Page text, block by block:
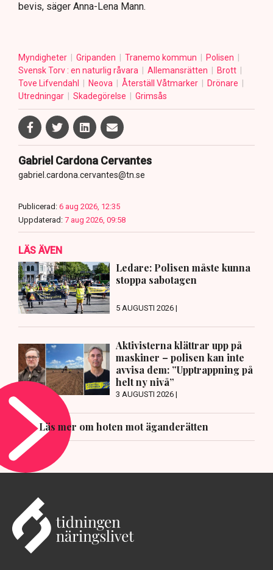
bevis, säger Anna-Lena Mann.
Myndigheter Gripanden Tranemo kommun
Polisen
Svensk Torv : en naturlig råvara
Allemansrätten
Brott
Tove Lifvendahl
Neova Återställ Våtmarker
Drönare
Utredningar
Skadegörelse Grimsås
Gabriel Cardona Cervantes
gabriel.cardona.cervantes@tn.se
Publicerad: 6 aug 2026, 12:35
Uppdaterad: 7 aug 2026, 09:58
LÄS ÄVEN
Ledare: Polisen måste kunna
stoppa sabotagen
5 AUGUSTI 2026 |
Aktivisterna klättrar upp på
maskiner – polisen kan inte
avvisa dem: ”Upptrappning på
helt ny nivå”
3 AUGUSTI 2026 |
Läs mer om hoten mot äganderätten